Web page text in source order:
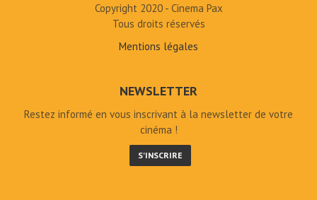
Copyright 2020 - Cinema Pax
Tous droits réservés
Mentions légales
NEWSLETTER
Restez informé en vous inscrivant à la newsletter de votre
cinéma !
S'INSCRIRE